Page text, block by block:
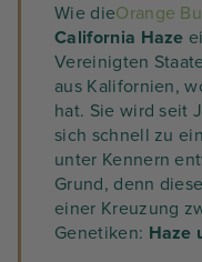
Wie dieOrange
California Haze
Vereinigten
aus Kalifornien,
hat. Sie wird seit
sich schnell zu
unter Kennern
Grund, denn
einer Kreuzung
Genetiken: Haze